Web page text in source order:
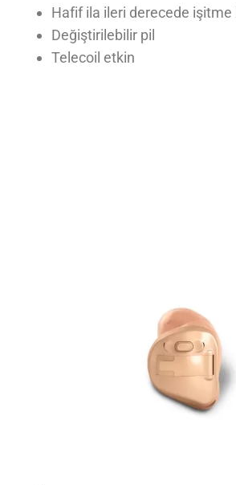
Hafif ila ileri derecede işitme
Değiştirilebilir pil
Telecoil etkin